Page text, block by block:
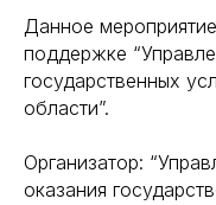
Данное
поддержке
государственных
области”.
Организатор:
оказания